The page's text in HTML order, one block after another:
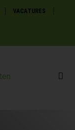
VACATURES